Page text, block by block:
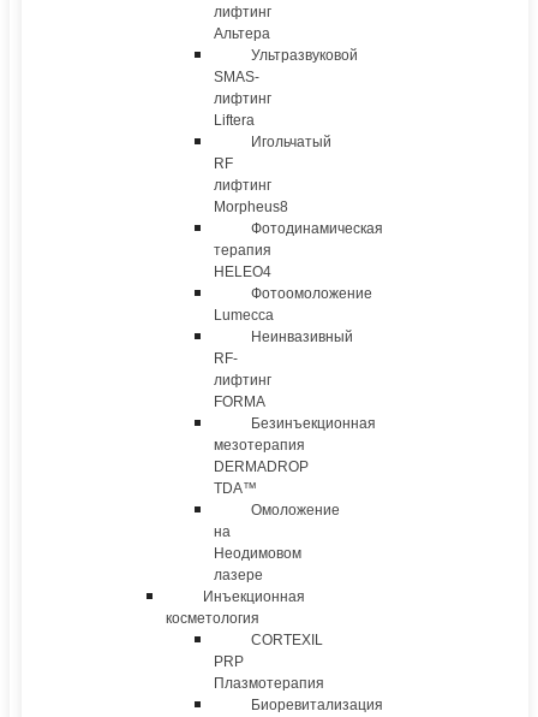
лифтинг
Альтера
Ультразвуковой
SMAS-
лифтинг
Liftera
Игольчатый
RF
лифтинг
Morpheus8
Фотодинамическая
терапия
HELEO4
Фотоомоложение
Lumecca
Неинвазивный
RF-
лифтинг
FORMA
Безинъекционная
мезотерапия
DERMADROP
TDA™
Омоложение
на
Неодимовом
лазере
Инъекционная
косметология
CORTEXIL
PRP
Плазмотерапия
Биоревитализация